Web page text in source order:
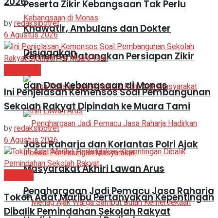
Peserta Zikir Kebangsaan Tak Perlu
Khawatir, Ambulans dan Dokter
Disiagakan
Jasa Raharja dan Korlantas Polri Ajak
Masyarakat Akhiri Lawan Arus
Kemenag Matangkan Persiapan Zikir
dan Doa Kebangsaan di Monas
Penghargaan Jadi Pemacu Jasa Raharja
byredaksipotret
6 Agustus 2026
Ini Penjelasan Kemensos Soal Pembangunan
Sekolah Rakyat Dipindah ke Muara Tami
byredaksipotret
6 Agustus 2026
Tokoh Adat Maribu Pertanyakan Kepentingan
Dibalik Pemindahan Sekolah Rakyat